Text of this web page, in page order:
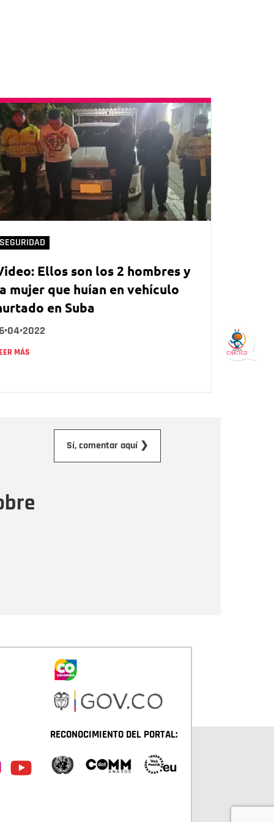
SEGURIDAD
Ellos son los 2 hombres y
mujer que huían en vehículo
en Suba
MÁS
Sí, comentar aquí ❯
RECONOCIMIENTO DEL PORTAL: